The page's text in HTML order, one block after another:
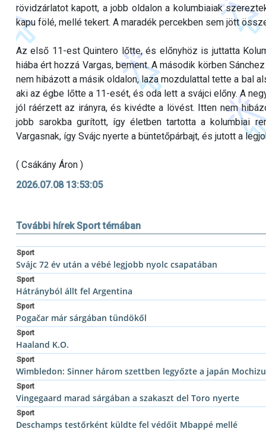
rövidzárlatot kapott, a jobb oldalon a kolumbiaiak
kapu fölé, mellé tekert. A maradék percekben sem jött
Az első 11-est Quintero lőtte, és előnyhöz is juttatta
hiába ért hozzá Vargas, bement. A második körben
nem hibázott a másik oldalon, laza mozdulattal tette a bal
aki az égbe lőtte a 11-esét, és oda lett a svájci előny. A
jól ráérzett az irányra, és kivédte a lövést. Itten nem
jobb sarokba gurított, így életben tartotta a kolumbiai
Vargasnak, így Svájc nyerte a büntetőpárbajt, és jutott a
( Csákány Áron )
2026.07.08 13:53:05
További hírek Sport témában
Sport
Svájc 72 év után a vébé legjobb nyolc csapatában
Sport
Hátrányból állt fel Argentina
Sport
Pogačar már sárgában tündökől
Sport
Haaland K.O.
Sport
Wimbledon: Sinner három szettben legyőzte a japán
Sport
Vingegaard marad sárgában a szakaszt del Toro nyerte
Sport
Deschamps testőrként küldte fel védőit Mbappé mellé